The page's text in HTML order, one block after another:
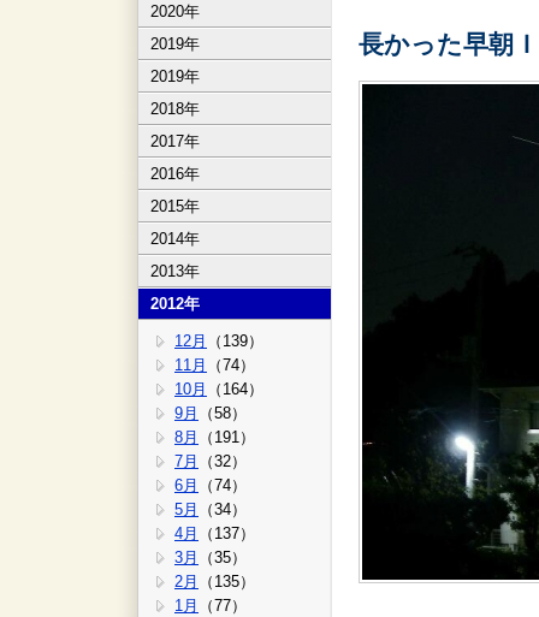
2020年
2019年
2019年
2018年
2017年
2016年
2015年
2014年
2013年
2012年
12月
（139）
11月
（74）
10月
（164）
9月
（58）
8月
（191）
7月
（32）
6月
（74）
5月
（34）
4月
（137）
3月
（35）
2月
（135）
1月
（77）
長かった早朝